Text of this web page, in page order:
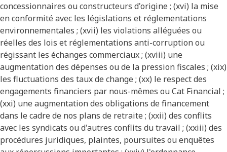
concessionnaires ou constructeurs d'origine ; (xvi) la mise
en conformité avec les législations et réglementations
environnementales ; (xvii) les violations alléguées ou
réelles des lois et réglementations anti-corruption ou
régissant les échanges commerciaux ; (xviii) une
augmentation des dépenses ou de la pression fiscales ; (xix)
les fluctuations des taux de change ; (xx) le respect des
engagements financiers par nous-mêmes ou Cat Financial ;
(xxi) une augmentation des obligations de financement
dans le cadre de nos plans de retraite ; (xxii) des conflits
avec les syndicats ou d'autres conflits du travail ; (xxiii) des
procédures juridiques, plaintes, poursuites ou enquêtes